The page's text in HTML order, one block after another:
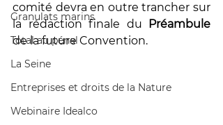
Granulats marins
Total au pénal
La Seine
Entreprises et droits de la Nature
Webinaire Idealco
comité devra en outre trancher sur
la rédaction finale du
de la future Convention.